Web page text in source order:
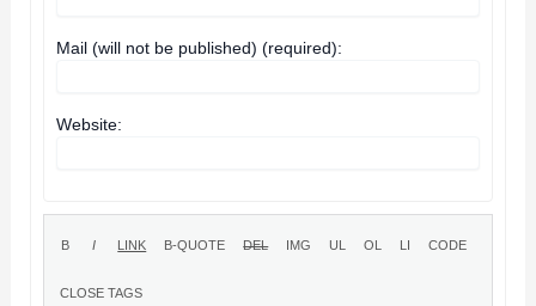
Mail (will not be published) (required):
Website: